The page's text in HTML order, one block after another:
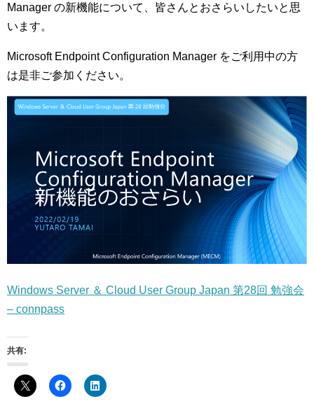
Manager の新機能について、皆さんとおさらいしたいと思
います。
Microsoft Endpoint Configuration Manager をご利用中の方
は是非ご参加ください。
Windows Server ＆ Cloud User Group Japan 第28回 勉強会
– connpass
共有: